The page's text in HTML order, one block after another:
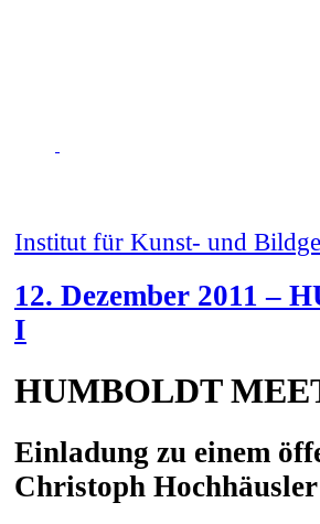
Institut für Kunst- und
12. Dezember 2011 –
I
HUMBOLDT
Einladung zu einem
Christoph Hochhäusler